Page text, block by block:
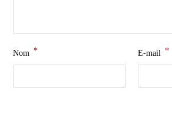
Nom * E-mail *